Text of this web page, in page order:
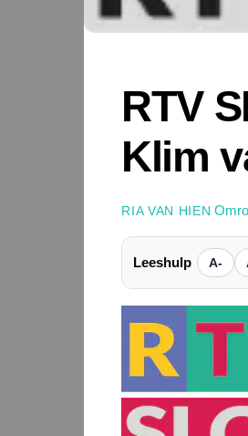
RTV
Klim
RIA VAN HIEN
Leeshulp A-